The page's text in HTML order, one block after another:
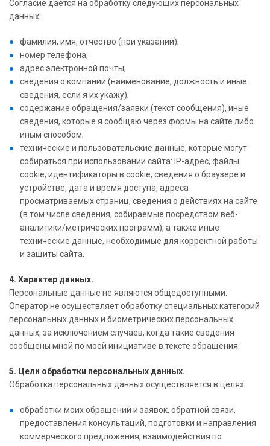
Согласие дается на обработку следующих персональных
данных:
фамилия, имя, отчество (при указании);
номер телефона;
адрес электронной почты;
сведения о компании (наименование, должность и иные
сведения, если я их укажу);
содержание обращения/заявки (текст сообщения), иные
сведения, которые я сообщаю через формы на сайте либо
иным способом;
технические и пользовательские данные, которые могут
собираться при использовании сайта: IP-адрес, файлы
cookie, идентификаторы в cookie, сведения о браузере и
устройстве, дата и время доступа, адреса
просматриваемых страниц, сведения о действиях на сайте
(в том числе сведения, собираемые посредством веб-
аналитики/метрических программ), а также иные
технические данные, необходимые для корректной работы
и защиты сайта.
4. Характер данных.
Персональные данные не являются общедоступными.
Оператор не осуществляет обработку специальных категорий
персональных данных и биометрических персональных
данных, за исключением случаев, когда такие сведения
сообщены мной по моей инициативе в тексте обращения.
5. Цели обработки персональных данных.
Обработка персональных данных осуществляется в целях:
обработки моих обращений и заявок, обратной связи,
предоставления консультаций, подготовки и направления
коммерческого предложения, взаимодействия по